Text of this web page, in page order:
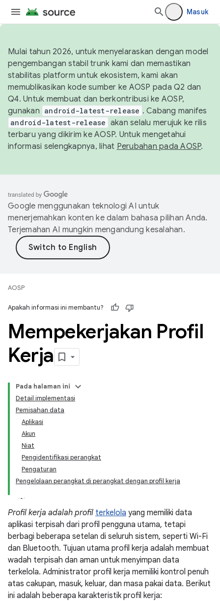
Masuk
Mulai tahun 2026, untuk menyelaraskan dengan model
pengembangan stabil trunk kami dan memastikan
stabilitas platform untuk ekosistem, kami akan
memublikasikan kode sumber ke AOSP pada Q2 dan
Q4. Untuk membuat dan berkontribusi ke AOSP,
gunakan android-latest-release . Cabang manifes
android-latest-release akan selalu merujuk ke rilis
terbaru yang dikirim ke AOSP. Untuk mengetahui
informasi selengkapnya, lihat Perubahan pada AOSP.
Google menggunakan teknologi AI untuk
menerjemahkan konten ke dalam bahasa pilihan Anda.
Terjemahan AI mungkin mengandung kesalahan.
AOSP
Apakah informasi ini membantu?
Mempekerjakan Profil
Kerja
Pada halaman ini
Detail implementasi
Pemisahan data
Aplikasi
Akun
Niat
Pengidentifikasi perangkat
Pengaturan
Pengelolaan perangkat di perangkat dengan profil kerja
Profil kerja adalah profil terkelola yang memiliki data
aplikasi terpisah dari profil pengguna utama, tetapi
berbagi beberapa setelan di seluruh sistem, seperti Wi-Fi
dan Bluetooth. Tujuan utama profil kerja adalah membuat
wadah terpisah dan aman untuk menyimpan data
terkelola. Administrator profil kerja memiliki kontrol penuh
atas cakupan, masuk, keluar, dan masa pakai data. Berikut
ini adalah beberapa karakteristik profil kerja: